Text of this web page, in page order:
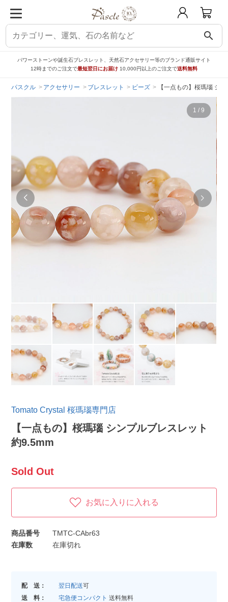
search
パワーストーンや誕生石ブレスレット、天然石アクセサリー等のブランド通販サイト
12時までのご注文で最短翌日にお届け 10,000円以上のご注文で送料無料
パスクル アクセサリー ブレスレット ビーズ 【一点もの】桜瑪瑙 シ
1 / 9
Tomato Crystal 桜瑪瑙専門店
【一点もの】桜瑪瑙 シンプルブレスレット
約9.5mm
Sold Out
お気に入りに入れる
商品番号
TMTC-CAbr63
在庫数
在庫切れ
配 送： 翌日配送可
送 料：
宅急便コンパクト 送料無料